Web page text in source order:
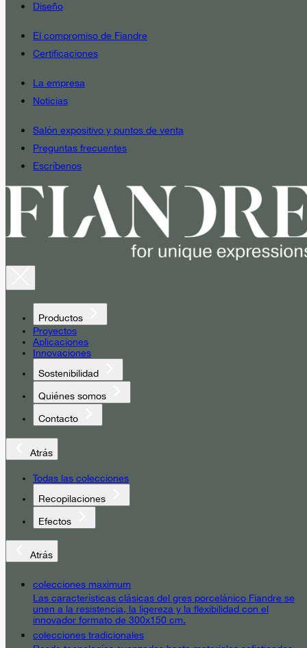
Diseño
El compromiso de Fiandre
Certificaciones
La empresa
Noticias
Salón expositivo y puntos de venta
Preguntas frecuentes
Escríbenos
Productos
Proyectos
Aplicaciones
Innovaciones
Sostenibilidad
Quiénes somos
Contacto
Atrás
Todas las colecciones
Recopilaciones
Efectos
Atrás
colecciones maximum
Las características clásicas del gres porcelánico Fiandre se
unen a la resistencia, la ligereza y la flexibilidad con el
innovador formato de 300x150 cm.
colecciones tradicionales